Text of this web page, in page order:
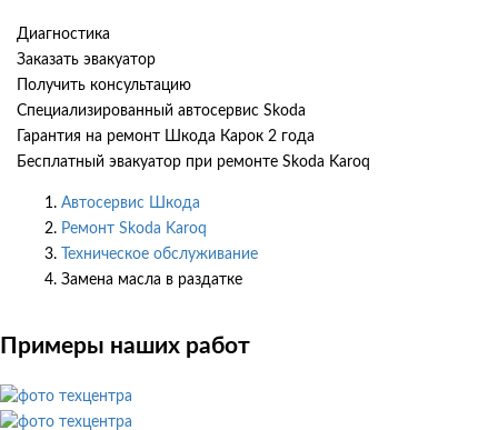
Диагностика
Заказать эвакуатор
Получить консультацию
Специализированный автосервис Skoda
Гарантия на ремонт Шкода Карок 2 года
Бесплатный эвакуатор при ремонте Skoda Karoq
Автосервис Шкода
Ремонт Skoda Karoq
Техническое обслуживание
Замена масла в раздатке
Примеры наших работ